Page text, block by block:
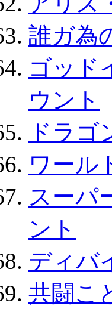
誰ガ為
ゴッド
ウント
ドラ
ワール
スーパ
ント
ディバ
共闘こ